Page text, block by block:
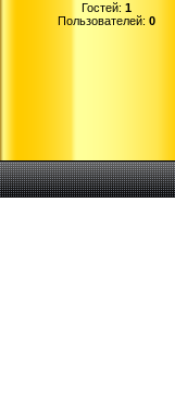
Гостей: 1
Пользователей: 0